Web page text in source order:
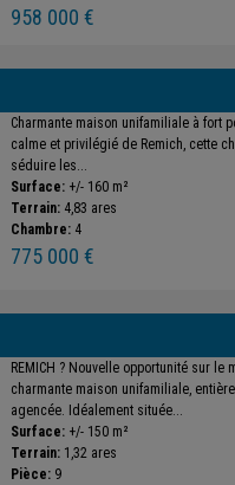
958 000 €
Charmante maison unifamiliale à fort
calme et privilégié de Remich, cette
séduire les...
Surface: +/- 160 m²
Terrain: 4,83 ares
Chambre: 4
775 000 €
REMICH ? Nouvelle opportunité sur
charmante maison unifamiliale,
agencée. Idéalement située...
Surface: +/- 150 m²
Terrain: 1,32 ares
Pièce: 9